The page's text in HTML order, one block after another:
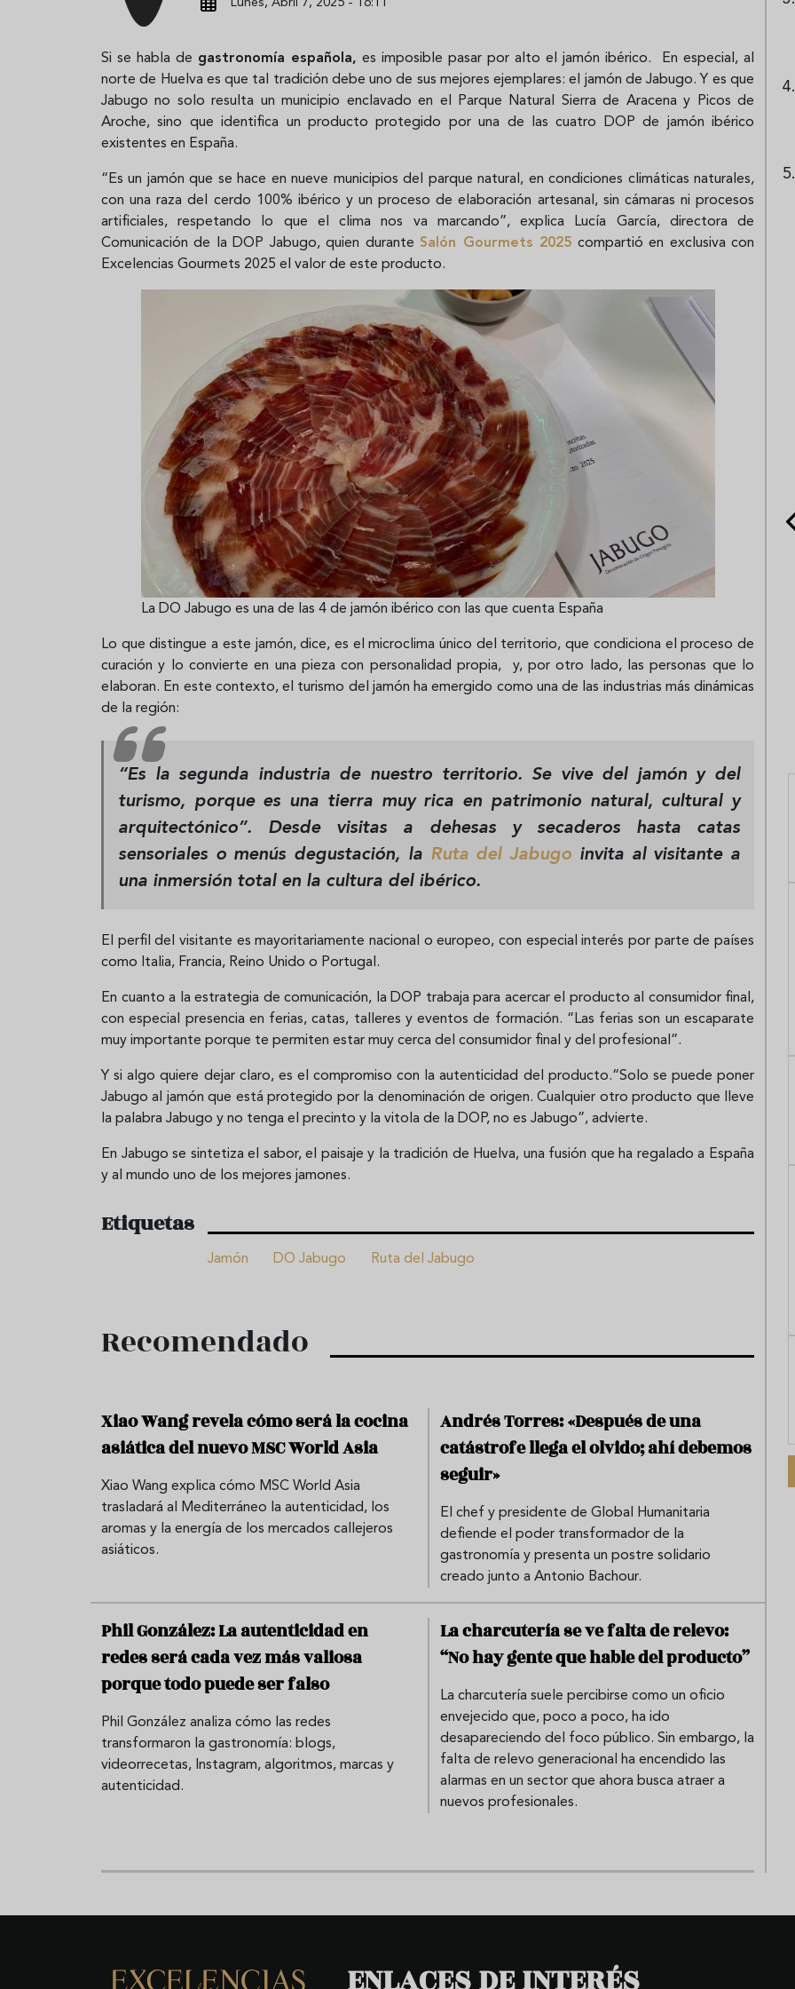
Lunes, Abril 7, 2025 - 16:11
Si se habla de gastronomía española, es imposible pasar por alto el jamón ibérico. En especial, al
norte de Huelva es que tal tradición debe uno de sus mejores ejemplares: el jamón de Jabugo. Y es que
Jabugo no solo resulta un municipio enclavado en el Parque Natural Sierra de Aracena y Picos de
Aroche, sino que identifica un producto protegido por una de las cuatro DOP de jamón ibérico
existentes en España.
“Es un jamón que se hace en nueve municipios del parque natural, en condiciones climáticas naturales,
con una raza del cerdo 100% ibérico y un proceso de elaboración artesanal, sin cámaras ni procesos
artificiales, respetando lo que el clima nos va marcando”, explica Lucía García, directora de
Comunicación de la DOP Jabugo, quien durante Salón Gourmets 2025 compartió en exclusiva con
Excelencias Gourmets 2025 el valor de este producto.
La DO Jabugo es una de las 4 de jamón ibérico con las que cuenta España
Lo que distingue a este jamón, dice, es el microclima único del territorio, que condiciona el proceso de
curación y lo convierte en una pieza con personalidad propia, y, por otro lado, las personas que lo
elaboran. En este contexto, el turismo del jamón ha emergido como una de las industrias más dinámicas
de la región:
“Es la segunda industria de nuestro territorio. Se vive del jamón y del
turismo, porque es una tierra muy rica en patrimonio natural, cultural y
arquitectónico”. Desde visitas a dehesas y secaderos hasta catas
sensoriales o menús degustación, la Ruta del Jabugo invita al visitante a
una inmersión total en la cultura del ibérico.
El perfil del visitante es mayoritariamente nacional o europeo, con especial interés por parte de países
como Italia, Francia, Reino Unido o Portugal.
En cuanto a la estrategia de comunicación, la DOP trabaja para acercar el producto al consumidor final,
con especial presencia en ferias, catas, talleres y eventos de formación. “Las ferias son un escaparate
muy importante porque te permiten estar muy cerca del consumidor final y del profesional”.
Y si algo quiere dejar claro, es el compromiso con la autenticidad del producto.“Solo se puede poner
Jabugo al jamón que está protegido por la denominación de origen. Cualquier otro producto que lleve
la palabra Jabugo y no tenga el precinto y la vitola de la DOP, no es Jabugo”, advierte.
En Jabugo se sintetiza el sabor, el paisaje y la tradición de Huelva, una fusión que ha regalado a España
y al mundo uno de los mejores jamones.
Etiquetas
Jamón DO Jabugo Ruta del Jabugo
Recomendado
Xiao Wang revela cómo será la cocina
asiática del nuevo MSC World Asia
Xiao Wang explica cómo MSC World Asia
trasladará al Mediterráneo la autenticidad, los
aromas y la energía de los mercados callejeros
asiáticos.
Andrés Torres: «Después de una
catástrofe llega el olvido; ahí debemos
seguir»
El chef y presidente de Global Humanitaria
defiende el poder transformador de la
gastronomía y presenta un postre solidario
creado junto a Antonio Bachour.
Phil González: La autenticidad en
redes será cada vez más valiosa
porque todo puede ser falso
Phil González analiza cómo las redes
transformaron la gastronomía: blogs,
videorrecetas, Instagram, algoritmos, marcas y
autenticidad.
La charcutería se ve falta de relevo:
“No hay gente que hable del producto”
La charcutería suele percibirse como un oficio
envejecido que, poco a poco, ha ido
desapareciendo del foco público. Sin embargo, la
falta de relevo generacional ha encendido las
alarmas en un sector que ahora busca atraer a
nuevos profesionales.